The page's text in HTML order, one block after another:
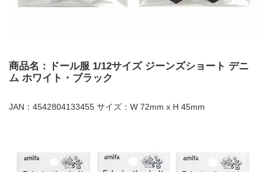
商品名：ドール服 1/12サイズ ジーンズショート デニ
ム ホワイト・ブラック
JAN：4542804133455 サイズ：W 72mm x H 45mm